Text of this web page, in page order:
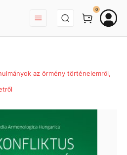
BEJELENTKEZÉS
0
az örmény történelemről,